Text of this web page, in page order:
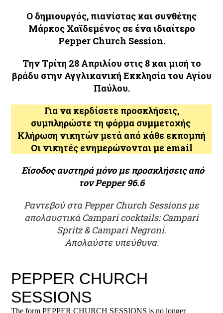
Ο δημιουργός, πιανίστας και συνθέτης
Μάρκος Χαϊδεμένος σε ένα ιδιαίτερο
Pepper Church Session.
Την Tρίτη 28 Απριλίου στις 8 και μισή το
βράδυ στην Αγγλικανική Εκκλησία του Αγίου
Παύλου.
Για να κερδίσετε προσκλήσεις,
συμπληρώστε τη φόρμα συμμετοχής
Κλήρωση νικητών μετά από κάθε εκπομπή
Οι νικητές ενημερώνονται με email
Είσοδος αυστηρά μόνο με προσκλήσεις από
τον Pepper 96.6
Ραντεβού στα Pepper Church Sessions με
απολαυστικά Campari cocktails: Campari
Spritz & Campari Negroni.
Απολαύστε υπεύθυνα.